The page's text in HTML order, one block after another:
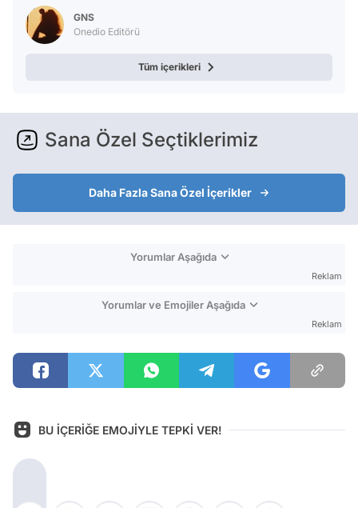
GNS
Onedio Editörü
Tüm içerikleri
Sana Özel Seçtiklerimiz
Daha Fazla Sana Özel İçerikler
Yorumlar Aşağıda
Reklam
Yorumlar ve Emojiler Aşağıda
Reklam
BU İÇERİĞE EMOJİYLE TEPKİ VER!